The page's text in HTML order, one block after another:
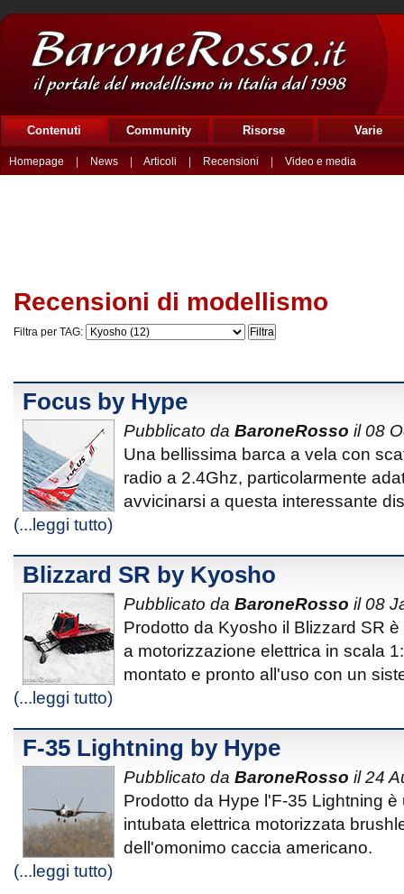
Contenuti Community Risorse Varie
Homepage News Articoli Recensioni Video e media
Recensioni di modellismo
Filtra per TAG:
Focus by Hype
Pubblicato da BaroneRosso il 08
Una bellissima barca a vela con
radio a 2.4Ghz, particolarmente
avvicinarsi a questa interessante
(...leggi tutto)
Blizzard SR by Kyosho
Pubblicato da BaroneRosso il 08
Prodotto da Kyosho il Blizzard SR
a motorizzazione elettrica in scala
montato e pronto all'uso con un
(...leggi tutto)
F-35 Lightning by Hype
Pubblicato da BaroneRosso il 24
Prodotto da Hype l'F-35 Lightning
intubata elettrica motorizzata
dell'omonimo caccia americano.
(...leggi tutto)